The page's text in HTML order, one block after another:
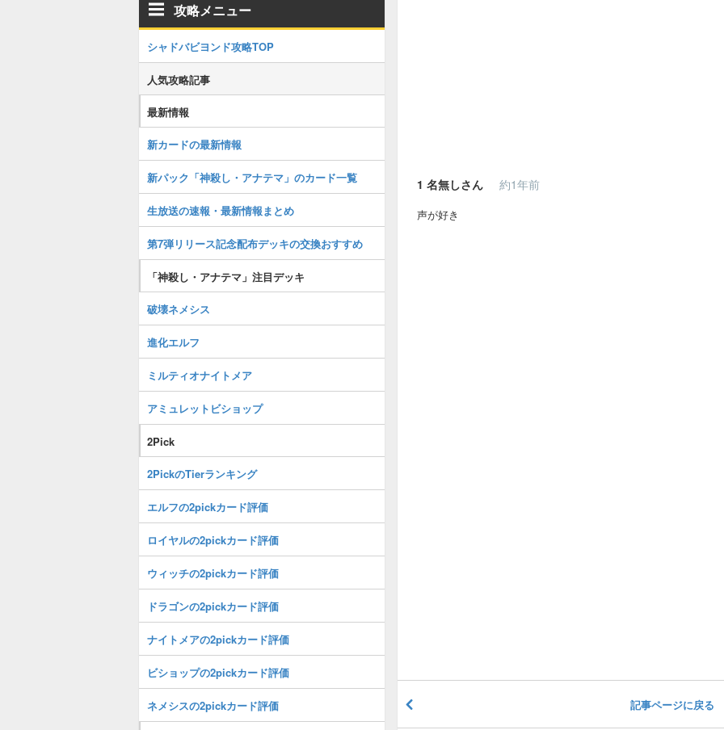
1 名無しさん 約1年前
声が好き
記事ページに戻る
攻略メニュー
シャドバビヨンド攻略TOP
人気攻略記事
最新情報
新カードの最新情報
新パック「神殺し・アナテマ」のカード一覧
生放送の速報・最新情報まとめ
第7弾リリース記念配布デッキの交換おすすめ
「神殺し・アナテマ」注目デッキ
破壊ネメシス
進化エルフ
ミルティオナイトメア
アミュレットビショップ
2Pick
2PickのTierランキング
エルフの2pickカード評価
ロイヤルの2pickカード評価
ウィッチの2pickカード評価
ドラゴンの2pickカード評価
ナイトメアの2pickカード評価
ビショップの2pickカード評価
ネメシスの2pickカード評価